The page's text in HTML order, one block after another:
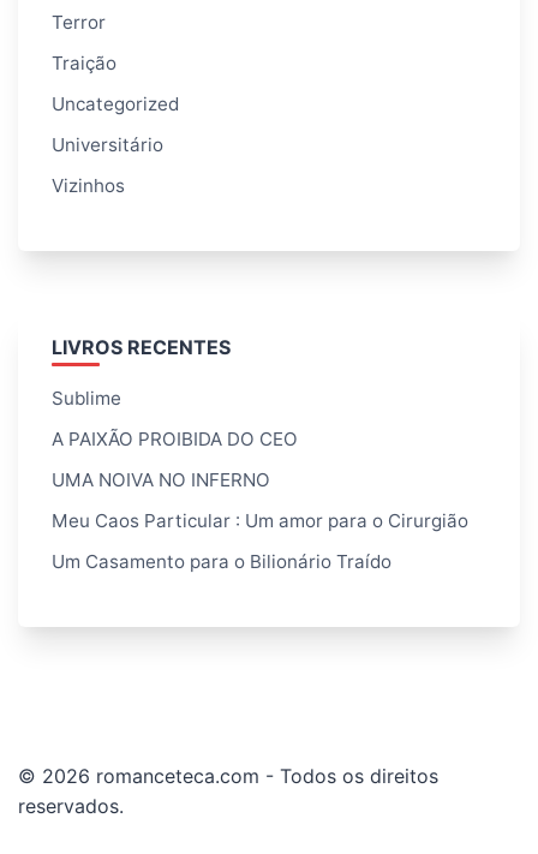
Terror
Traição
Uncategorized
Universitário
Vizinhos
LIVROS RECENTES
Sublime
A PAIXÃO PROIBIDA DO CEO
UMA NOIVA NO INFERNO
Meu Caos Particular : Um amor para o Cirurgião
Um Casamento para o Bilionário Traído
© 2026 romanceteca.com - Todos os direitos
reservados.